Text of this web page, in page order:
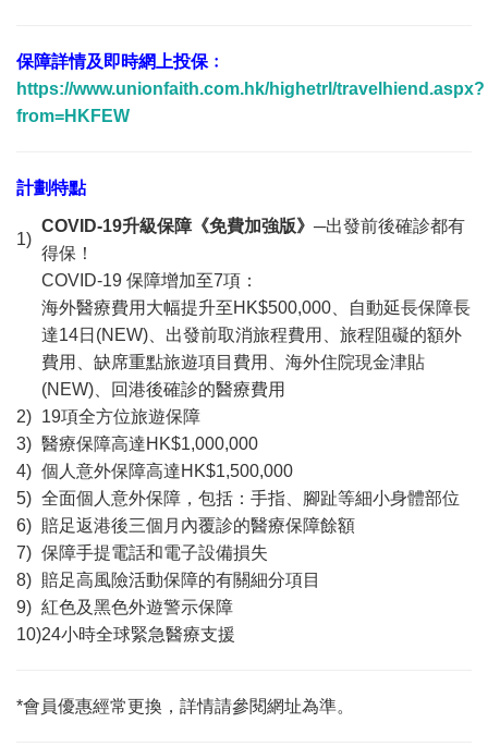
保障詳情及即時網上投保﹕
https://www.unionfaith.com.hk/highetrl/travelhiend.aspx?
from=HKFEW
計劃特點
1)
COVID-19升級保障《免費加強版》 ─出發前後確診都有
得保！
COVID-19 保障增加至7項：
海外醫療費用大幅提升至HK$500,000、自動延長保障長
達14日(NEW)、出發前取消旅程費用、旅程阻礙的額外
費用、缺席重點旅遊項目費用、海外住院現金津貼
(NEW)、回港後確診的醫療費用
2) 19項全方位旅遊保障
3) 醫療保障高達HK$1,000,000
4) 個人意外保障高達HK$1,500,000
5) 全面個人意外保障，包括：手指、腳趾等細小身體部位
6) 賠足返港後三個月內覆診的醫療保障餘額
7) 保障手提電話和電子設備損失
8) 賠足高風險活動保障的有關細分項目
9) 紅色及黑色外遊警示保障
10)24小時全球緊急醫療支援
*會員優惠經常更換，詳情請參閱網址為準。